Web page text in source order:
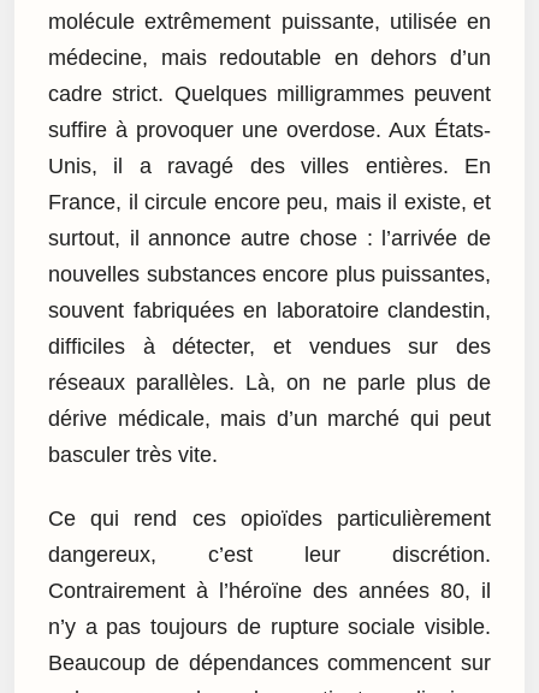
molécule extrêmement puissante, utilisée en
médecine, mais redoutable en dehors d’un
cadre strict. Quelques milligrammes peuvent
suffire à provoquer une overdose. Aux États-
Unis, il a ravagé des villes entières. En
France, il circule encore peu, mais il existe, et
surtout, il annonce autre chose : l’arrivée de
nouvelles substances encore plus puissantes,
souvent fabriquées en laboratoire clandestin,
difficiles à détecter, et vendues sur des
réseaux parallèles. Là, on ne parle plus de
dérive médicale, mais d’un marché qui peut
basculer très vite.
Ce qui rend ces opioïdes particulièrement
dangereux, c’est leur discrétion.
Contrairement à l’héroïne des années 80, il
n’y a pas toujours de rupture sociale visible.
Beaucoup de dépendances commencent sur